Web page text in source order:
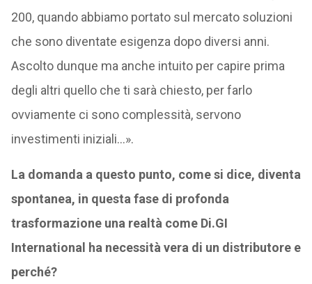
200, quando abbiamo portato sul mercato soluzioni
che sono diventate esigenza dopo diversi anni.
Ascolto dunque ma anche intuito per capire prima
degli altri quello che ti sarà chiesto, per farlo
ovviamente ci sono complessità, servono
investimenti iniziali…».
La domanda a questo punto, come si dice, diventa
spontanea, in questa fase di profonda
trasformazione una realtà come Di.GI
International ha necessità vera di un distributore e
perché?